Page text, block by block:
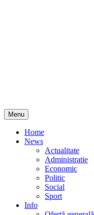
Menu Skip
to
content
Home
News
Actualitate
Administratie
Economic
Politic
Social
Sport
Info